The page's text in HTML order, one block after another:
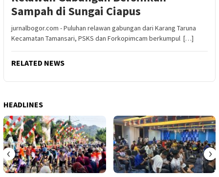
Sampah di Sungai Ciapus
jurnalbogor.com - Puluhan relawan gabungan dari Karang Taruna
Kecamatan Tamansari, PSKS dan Forkopimcam berkumpul […]
RELATED NEWS
HEADLINES
‹ ›